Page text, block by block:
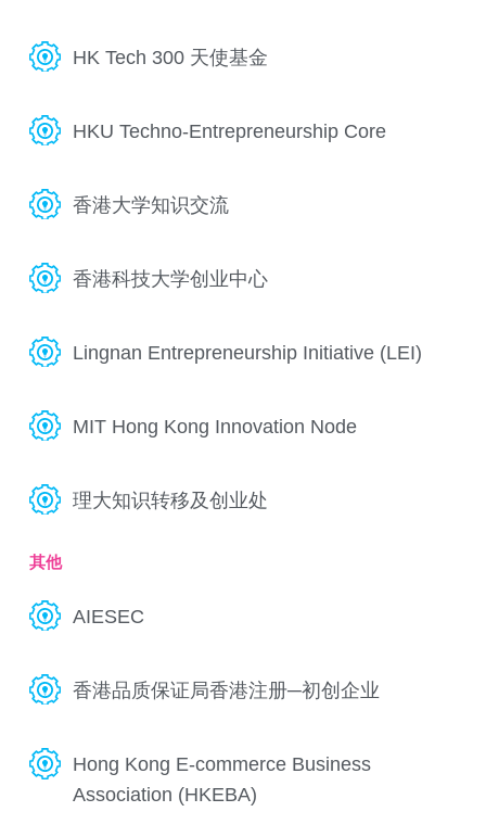
HK Tech 300 天使基金
HKU Techno-Entrepreneurship Core
香港大学知识交流
香港科技大学创业中心
Lingnan Entrepreneurship Initiative (LEI)
MIT Hong Kong Innovation Node
理大知识转移及创业处
其他
AIESEC
香港品质保证局香港注册─初创企业
Hong Kong E-commerce Business
Association (HKEBA)